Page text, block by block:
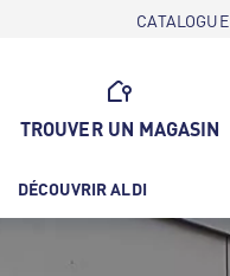
CATALOGUE
TROUVER UN MAGASIN
DÉCOUVRIR ALDI